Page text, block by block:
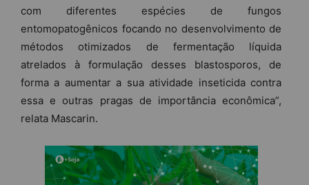
com diferentes espécies de fungos
entomopatogênicos focando no desenvolvimento de
métodos otimizados de fermentação líquida
atrelados à formulação desses blastosporos, de
forma a aumentar a sua atividade inseticida contra
essa e outras pragas de importância econômica”,
relata Mascarin.